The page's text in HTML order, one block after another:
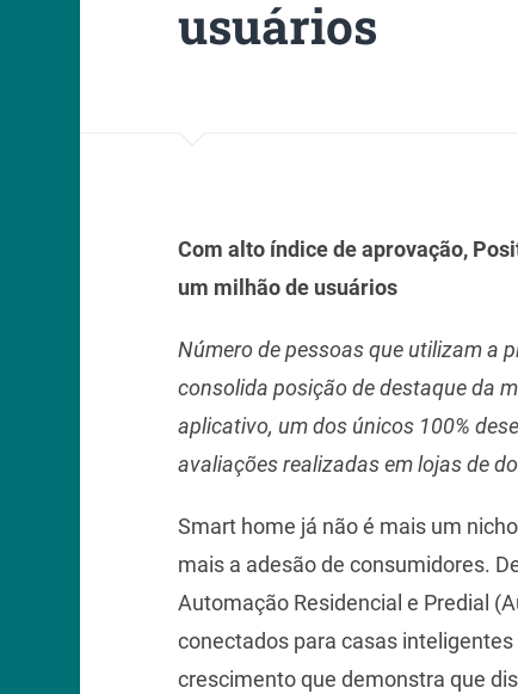
usuários
Com alto índice de aprovação,
um milhão de usuários
Número de pessoas que utilizam a
consolida posição de destaque da
aplicativo, um dos únicos 100%
avaliações realizadas em lojas de
Smart home já não é mais um
mais a adesão de consumidores.
Automação Residencial e Predial
conectados para casas
crescimento que demonstra que